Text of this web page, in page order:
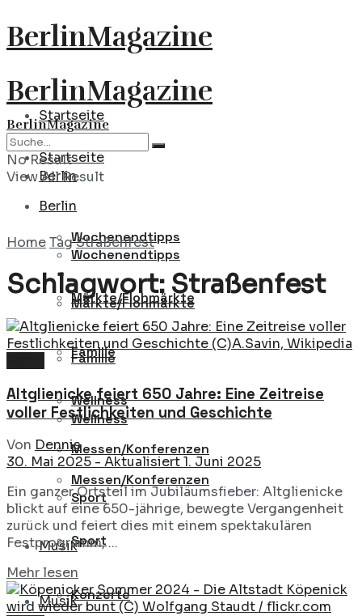
BerlinMagazine
Startseite
Berlin
Wochenendtipps
Märkte/Flohmärkte
Familie
Wellness
Messen/Konferenzen
Sport
Musik
BerlinMagazine
Startseite
Berlin
Wochenendtipps
Märkte/Flohmärkte
Familie
Wellness
Messen/Konferenzen
Sport
Musik
Konzerte
BerlinMagazine
No Result
View All Result
HomeTagStraßenfest
Schlagwort: Straßenfest
Altglienicke feiert 650 Jahre: Eine Zeitreise
voller Festlichkeiten und Geschichte
Von Dennis
30. Mai 2025 - Aktualisiert 1. Juni 2025
Ein ganzer Ortsteil im Jubiläumsfieber: Altglienicke
blickt auf eine 650-jährige, bewegte Vergangenheit
zurück und feiert dies mit einem spektakulären
Festprogramm, ...
Mehr lesen